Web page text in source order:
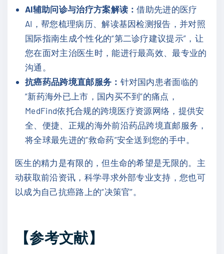
AI辅助问诊与治疗方案解读：借助先进的医疗
AI，帮您梳理病历、解读基因检测报告，并对照
国际指南生成个性化的“第二诊疗建议提示”，让
您在面对主治医生时，能进行最高效、最专业的
沟通。
抗癌药品跨境直邮服务： 针对国内患者面临的
“新药海外已上市，国内买不到”的痛点，
MedFind依托合规的跨境医疗资源网络，提供安
全、便捷、正规的海外前沿药品跨境直邮服务，
将全球最先进的“救命药”安全送到您的手中。
医生的精力是有限的，但生命的希望是无限的。主
动获取前沿资讯，科学寻求外部专业支持，您也可
以成为自己抗癌路上的“决策官”。
【参考文献】